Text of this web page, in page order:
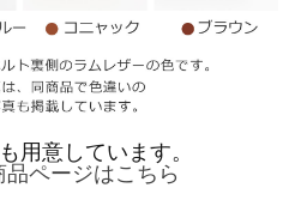
用意しています。
ページはこちら